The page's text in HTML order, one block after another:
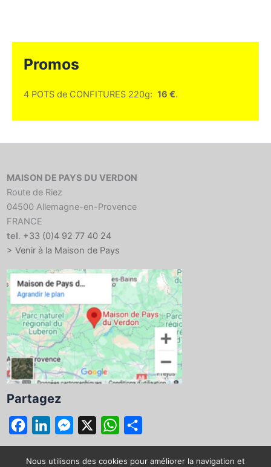
Promos
4 POTS de CONFITURES 220g: 16 €.
MAISON DE PAYS DU VERDON
Route de Riez
04500 Allemagne-en-Provence
FRANCE
tel. +33 (0)4 92 77 40 24
> Venir à la Maison de Pays
Partagez
a
c
i
n
e
s
W
h
a
a
r
Nous utilisons des cookies pour améliorer la navigation et